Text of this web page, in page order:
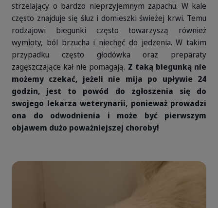
strzelający o bardzo nieprzyjemnym zapachu. W kale
często znajduje się śluz i domieszki świeżej krwi. Temu
rodzajowi biegunki często towarzyszą również
wymioty, ból brzucha i niechęć do jedzenia. W takim
przypadku często głodówka oraz preparaty
zagęszczające kał nie pomagają. Z taką biegunką nie
możemy czekać, jeżeli nie mija po upływie 24
godzin, jest to powód do zgłoszenia się do
swojego lekarza weterynarii, ponieważ prowadzi
ona do odwodnienia i może być pierwszym
objawem dużo poważniejszej choroby!